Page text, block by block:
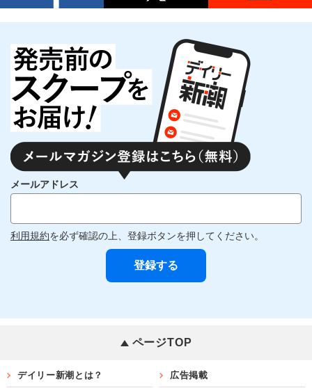
メールアドレス
利用規約を必ず確認の上、登録ボタンを押してください。
ページTOP
デイリー新潮とは？ 広告掲載